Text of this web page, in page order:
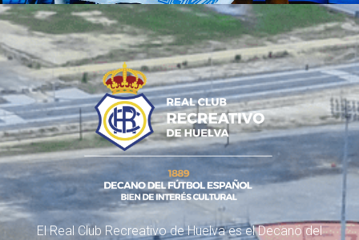
El Real Club Recreativo de Huelva es el Decano del